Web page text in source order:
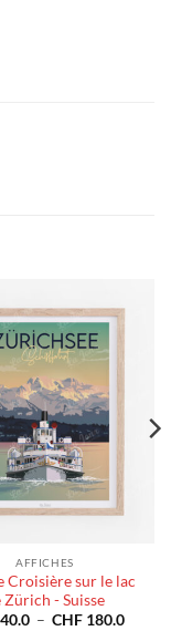
AFFICHES
Croisière sur le lac
Zürich - Suisse
– CHF180.0Plage